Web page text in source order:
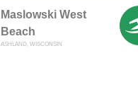
Maslowski West
Beach
ASHLAND, WISCONSIN